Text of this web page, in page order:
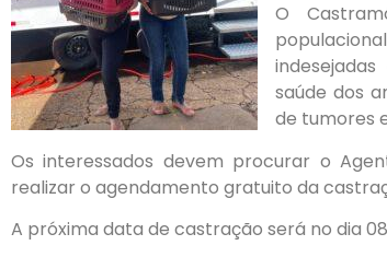
O
saúde dos
de tumores
Os interessados devem procurar o
realizar o agendamento gratuito da
A próxima data de castração será no dia